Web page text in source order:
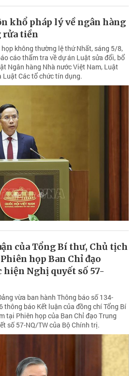
khổ pháp lý về ngân hàng
rửa tiền
không thường lệ thứ Nhất, sáng 5/8,
cáo thẩm tra về dự án Luật sửa đổi, bổ
Ngân hàng Nhà nước Việt Nam, Luật
Luật Các tổ chức tín dụng.
của Tổng Bí thư, Chủ tịch
họp Ban Chỉ đạo
Nghị quyết số 57-
vừa ban hành Thông báo số 134-
thông báo Kết luận của đồng chí Tổng Bí
tại Phiên họp của Ban Chỉ đạo Trung
số 57-NQ/TW của Bộ Chính trị.